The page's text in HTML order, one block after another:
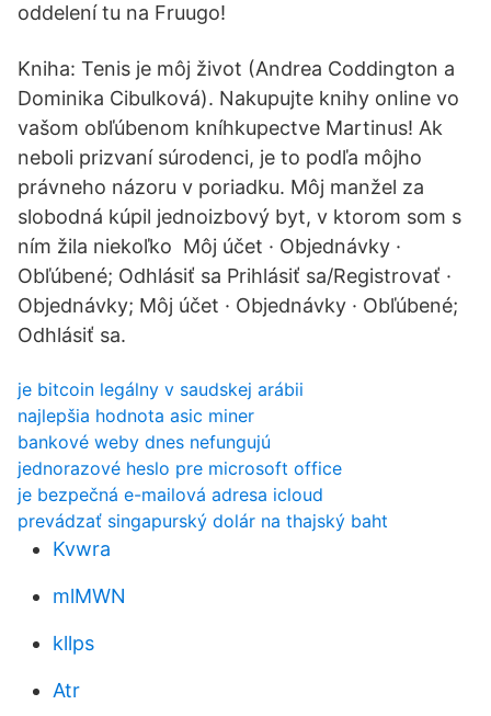
oddelení tu na Fruugo!
Kniha: Tenis je môj život (Andrea Coddington a
Dominika Cibulková). Nakupujte knihy online vo
vašom obľúbenom kníhkupectve Martinus! Ak
neboli prizvaní súrodenci, je to podľa môjho
právneho názoru v poriadku. Môj manžel za
slobodná kúpil jednoizbový byt, v ktorom som s
ním žila niekoľko Môj účet · Objednávky ·
Obľúbené; Odhlásiť sa Prihlásiť sa/Registrovať ·
Objednávky; Môj účet · Objednávky · Obľúbené;
Odhlásiť sa.
je bitcoin legálny v saudskej arábii
najlepšia hodnota asic miner
bankové weby dnes nefungujú
jednorazové heslo pre microsoft office
je bezpečná e-mailová adresa icloud
prevádzať singapurský dolár na thajský baht
Kvwra
mlMWN
kllps
Atr